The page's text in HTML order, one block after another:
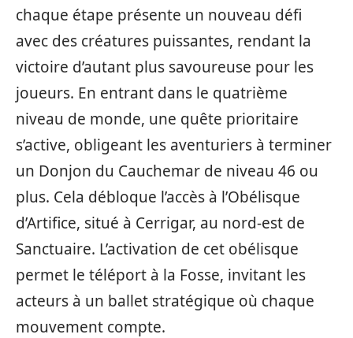
chaque étape présente un nouveau défi
avec des créatures puissantes, rendant la
victoire d’autant plus savoureuse pour les
joueurs. En entrant dans le quatrième
niveau de monde, une quête prioritaire
s’active, obligeant les aventuriers à terminer
un Donjon du Cauchemar de niveau 46 ou
plus. Cela débloque l’accès à l’Obélisque
d’Artifice, situé à Cerrigar, au nord-est de
Sanctuaire. L’activation de cet obélisque
permet le téléport à la Fosse, invitant les
acteurs à un ballet stratégique où chaque
mouvement compte.